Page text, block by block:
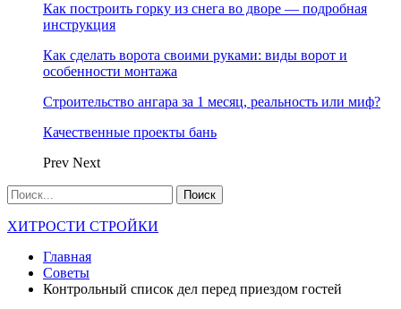
Как построить горку из снега во дворе — подробная
инструкция
Как сделать ворота своими руками: виды ворот и
особенности монтажа
Строительство ангара за 1 месяц, реальность или миф?
Качественные проекты бань
Prev Next
ХИТРОСТИ СТРОЙКИ
Главная
Советы
Контрольный список дел перед приездом гостей